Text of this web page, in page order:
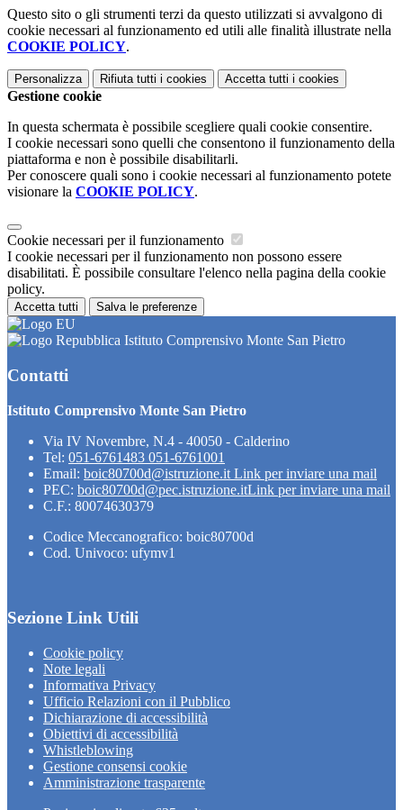
Questo sito o gli strumenti terzi da questo utilizzati si avvalgono di
cookie necessari al funzionamento ed utili alle finalità illustrate nella
COOKIE POLICY.
Personalizza Rifiuta tutti i cookies Accetta tutti i cookies
Gestione cookie
In questa schermata è possibile scegliere quali cookie consentire.
I cookie necessari sono quelli che consentono il funzionamento della
piattaforma e non è possibile disabilitarli.
Per conoscere quali sono i cookie necessari al funzionamento potete
visionare la COOKIE POLICY.
Cookie necessari per il funzionamento
I cookie necessari per il funzionamento non possono essere
disabilitati. È possibile consultare l'elenco nella pagina della cookie
policy.
Accetta tutti Salva le preferenze
Istituto Comprensivo Monte San Pietro
Contatti
Istituto Comprensivo Monte San Pietro
Via IV Novembre, N.4 - 40050 - Calderino
Tel: 051-6761483 051-6761001
Email: boic80700d@istruzione.it Link per inviare una mail
PEC: boic80700d@pec.istruzione.itLink per inviare una mail
C.F.: 80074630379
Codice Meccanografico: boic80700d
Cod. Univoco: ufymv1
Sezione Link Utili
Cookie policy
Note legali
Informativa Privacy
Ufficio Relazioni con il Pubblico
Dichiarazione di accessibilità
Obiettivi di accessibilità
Whistleblowing
Gestione consensi cookie
Amministrazione trasparente